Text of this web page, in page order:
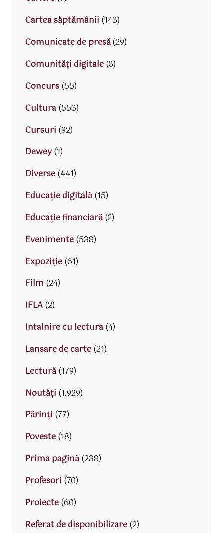
Cartea săptămânii (143)
Comunicate de presă(29)
Comunități digitale(3)
Concurs(55)
Cultura(553)
Cursuri (92)
Dewey(1)
Diverse(441)
Educaţie digitală(15)
Educaţie financiară(2)
Evenimente(538)
Expoziție(61)
Film (24)
IFLA(2)
Intalnire cu lectura(4)
Lansare de carte(21)
Lectură(179)
Noutăți (1.929)
Părinţi (77)
Poveste(18)
Prima pagină(238)
Profesori (70)
Proiecte(60)
Referat de disponibilizare(2)